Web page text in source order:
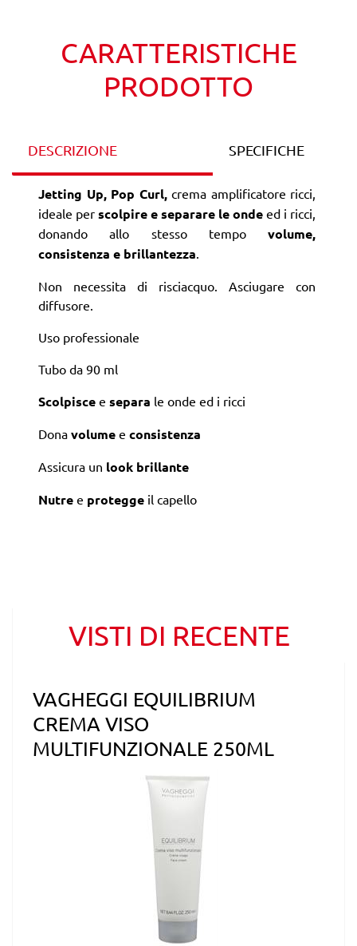
CARATTERISTICHE
PRODOTTO
DESCRIZIONE SPECIFICHE
Jetting Up, Pop Curl,crema amplificatore ricci,
ideale per scolpire e separare le onde ed i ricci,
donando allo stesso tempo volume,
consistenza e brillantezza.
Non necessita di risciacquo. Asciugare con
diffusore.
Uso professionale
Tubo da 90 ml
Scolpisce e separa le onde ed i ricci
Dona volume e consistenza
Assicura un look brillante
Nutre e protegge il capello
VISTI DI RECENTE
VAGHEGGI EQUILIBRIUM
CREMA VISO
MULTIFUNZIONALE 250ML